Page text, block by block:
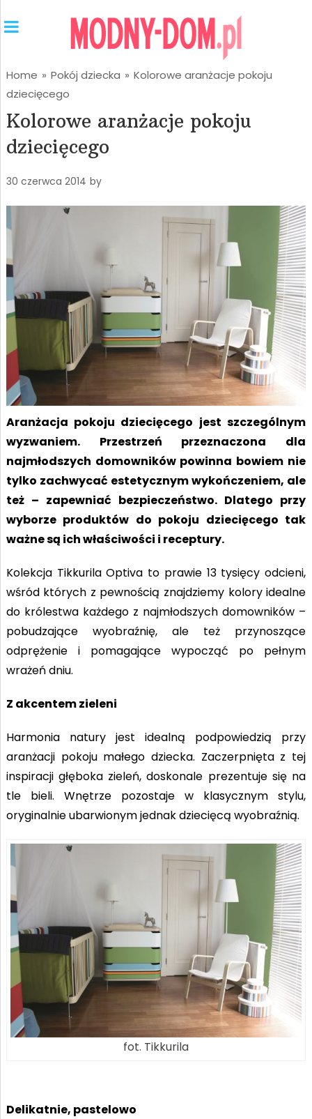
Home » Pokój dziecka » Kolorowe aranżacje pokoju
dziecięcego
Kolorowe aranżacje pokoju
dziecięcego
30 czerwca 2014 by
Aranżacja pokoju dziecięcego jest szczególnym
wyzwaniem. Przestrzeń przeznaczona dla
najmłodszych domowników powinna bowiem nie
tylko zachwycać estetycznym wykończeniem, ale
też – zapewniać bezpieczeństwo. Dlatego przy
wyborze produktów do pokoju dziecięcego tak
ważne są ich właściwości i receptury.
Kolekcja Tikkurila Optiva to prawie 13 tysięcy odcieni,
wśród których z pewnością znajdziemy kolory idealne
do królestwa każdego z najmłodszych domowników –
pobudzające wyobraźnię, ale też przynoszące
odprężenie i pomagające wypocząć po pełnym
wrażeń dniu.
Z akcentem zieleni
Harmonia natury jest idealną podpowiedzią przy
aranżacji pokoju małego dziecka. Zaczerpnięta z tej
inspiracji głęboka zieleń, doskonale prezentuje się na
tle bieli. Wnętrze pozostaje w klasycznym stylu,
oryginalnie ubarwionym jednak dziecięcą wyobraźnią.
fot. Tikkurila
Delikatnie, pastelowo